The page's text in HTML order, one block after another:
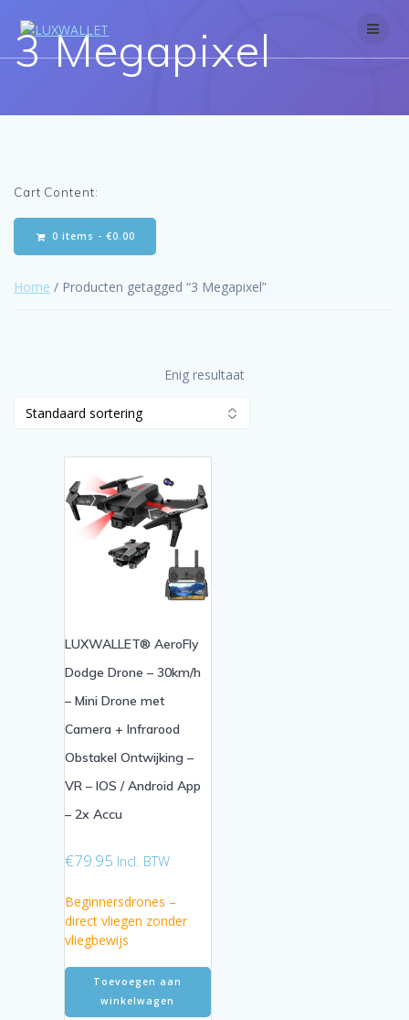
content
3 Megapixel
Cart Content:
0 items - €0.00
Home / Producten getagged “3 Megapixel”
Enig resultaat
LUXWALLET® AeroFly
Dodge Drone – 30km/h
– Mini Drone met
Camera + Infrarood
Obstakel Ontwijking –
VR – IOS / Android App
– 2x Accu
€79.95 Incl. BTW
Beginnersdrones –
direct vliegen zonder
vliegbewijs
Toevoegen aan
winkelwagen